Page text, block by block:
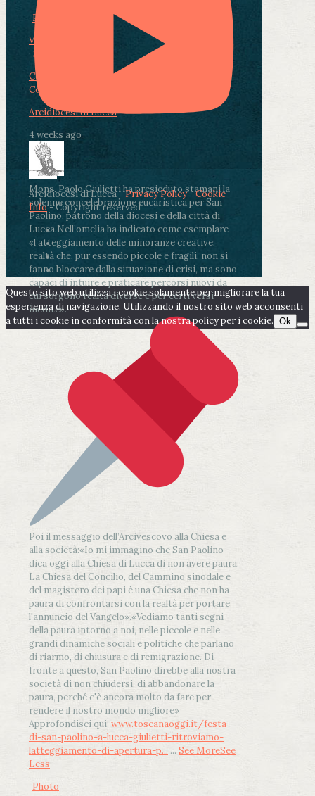
Photo
View on Facebook
· Share
Condividi su Facebook
Condividi su LinkedIn
Arcidiocesi di Lucca
4 weeks ago
Mons. Paolo Giulietti ha presieduto stamani la
solenne concelebrazione eucaristica per San
Paolino, patrono della diocesi e della città di
Lucca.Nell’omelia ha indicato come esemplare
«l’atteggiamento delle minoranze creative:
realtà che, pur essendo piccole e fragili, non si
fanno bloccare dalla situazione di crisi, ma sono
capaci di intuire e praticare percorsi nuovi da
cui sorgono realtà diverse e per certi versi
inedite».
Poi il messaggio dell’Arcivescovo alla Chiesa e
alla società:«Io mi immagino che San Paolino
dica oggi alla Chiesa di Lucca di non avere paura.
La Chiesa del Concilio, del Cammino sinodale e
del magistero dei papi è una Chiesa che non ha
paura di confrontarsi con la realtà per portare
l'annuncio del Vangelo».«Vediamo tanti segni
della paura intorno a noi, nelle piccole e nelle
grandi dinamiche sociali e politiche che parlano
di riarmo, di chiusura e di remigrazione. Di
fronte a questo, San Paolino direbbe alla nostra
società di non chiudersi, di abbandonare la
paura, perché c'è ancora molto da fare per
rendere il nostro mondo migliore»
Approfondisci qui: www.toscanaoggi.it/festa-
di-san-paolino-a-lucca-giulietti-ritroviamo-
latteggiamento-di-apertura-p... ... See MoreSee
Less
Photo
Arcidiocesi di Lucca -Privacy Policy-Cookie
Info- Copyright reserved
Questo sito web utilizza i cookie solamente per migliorare la tua
esperienza di navigazione. Utilizzando il nostro sito web acconsenti
a tutti i cookie in conformità con la nostra policy per i cookie. Ok